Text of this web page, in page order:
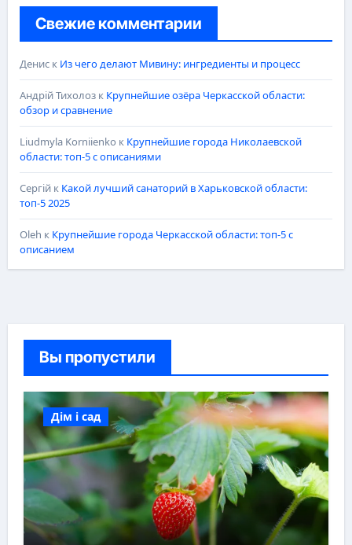
Свежие комментарии
Дениск Из чего делают Мивину: ингредиенты и процесс
Андрій Тихолозк Крупнейшие озёра Черкасской области:
обзор и сравнение
Liudmyla Korniienko к Крупнейшие города Николаевской
области: топ-5 с описаниями
Сергійк Какой лучший санаторий в Харьковской области:
топ-5 2025
Oleh к Крупнейшие города Черкасской области: топ-5 с
описанием
Вы пропустили
Дім і сад